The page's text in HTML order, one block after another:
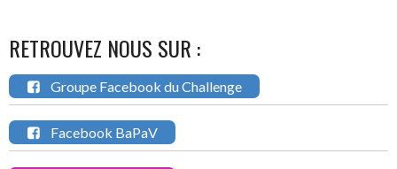
RETROUVEZ NOUS SUR :
Groupe Facebook du Challenge
Facebook BaPaV